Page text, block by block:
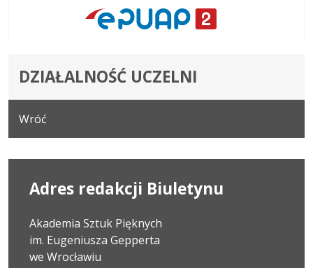
DZIAŁALNOŚĆ UCZELNI
Wróć
Adres redakcji Biuletynu
Akademia Sztuk Pięknych
im. Eugeniusza Gepperta
we Wrocławiu